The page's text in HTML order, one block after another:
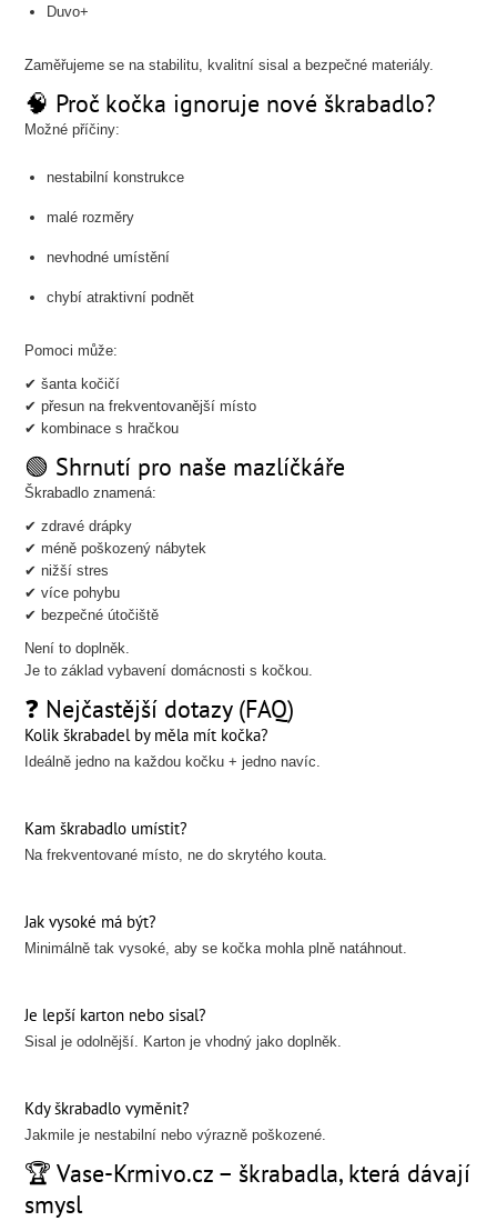
Duvo+
Zaměřujeme se na stabilitu, kvalitní sisal a bezpečné materiály.
🧠 Proč kočka ignoruje nové škrabadlo?
Možné příčiny:
nestabilní konstrukce
malé rozměry
nevhodné umístění
chybí atraktivní podnět
Pomoci může:
✔ šanta kočičí
✔ přesun na frekventovanější místo
✔ kombinace s hračkou
🟢 Shrnutí pro naše mazlíčkáře
Škrabadlo znamená:
✔ zdravé drápky
✔ méně poškozený nábytek
✔ nižší stres
✔ více pohybu
✔ bezpečné útočiště
Není to doplněk.
Je to základ vybavení domácnosti s kočkou.
❓ Nejčastější dotazy (FAQ)
Kolik škrabadel by měla mít kočka?
Ideálně jedno na každou kočku + jedno navíc.
Kam škrabadlo umístit?
Na frekventované místo, ne do skrytého kouta.
Jak vysoké má být?
Minimálně tak vysoké, aby se kočka mohla plně natáhnout.
Je lepší karton nebo sisal?
Sisal je odolnější. Karton je vhodný jako doplněk.
Kdy škrabadlo vyměnit?
Jakmile je nestabilní nebo výrazně poškozené.
🏆 Vase-Krmivo.cz – škrabadla, která dávají
smysl